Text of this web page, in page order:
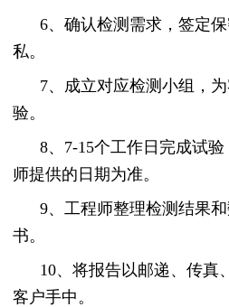
6、确认检测需求，签定
私。
7、成立对应检测小组，
验。
8、7-15个工作日完成试
师提供的日期为准。
9、工程师整理检测结果
书。
10、将报告以邮递、传真
客户手中。